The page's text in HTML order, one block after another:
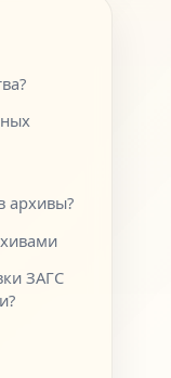
архивы?
ЗАГС